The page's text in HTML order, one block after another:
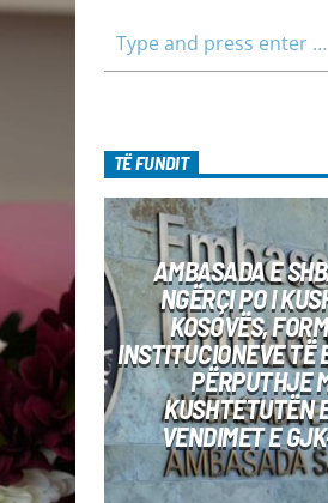
jenë pjesëmarrës në
për tema të ndryshme, në
testimi për njohuritë që
Luljeta Beqiri Kontakti: Viber: +383 45
471 848 SMS: Dërgo
TË FUNDIT
AMBASADA E
NGËRÇI PO I
KOSOVËS,
INSTITUCIONEVE TË
PËRPUTHJE
KUSHTETUTËN
VENDIMET E